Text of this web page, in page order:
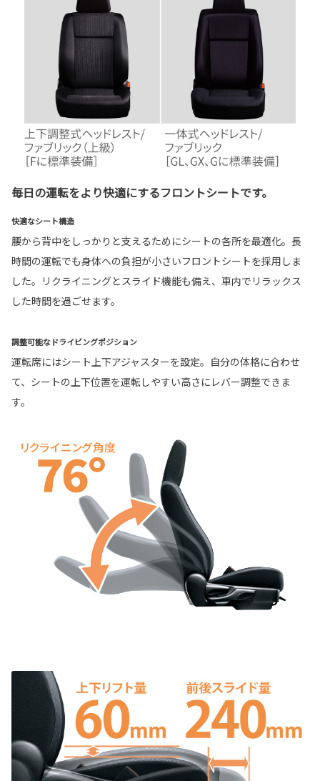
毎日の運転をより快適にするフロントシートです。
快適なシート構造
腰から背中をしっかりと支えるためにシートの各所を最適化。長
時間の運転でも身体への負担が小さいフロントシートを採用しま
した。リクライニングとスライド機能も備え、車内でリラックス
した時間を過ごせます。
調整可能なドライビングポジション
運転席にはシート上下アジャスターを設定。自分の体格に合わせ
て、シートの上下位置を運転しやすい高さにレバー調整できま
す。